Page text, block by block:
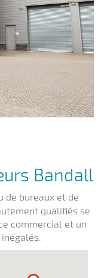
Bandall
de bureaux et de
qualifiés se
commercial et un